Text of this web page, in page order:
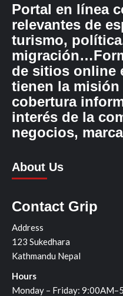
Portal en línea
relevantes de
turismo,
de sitios online
tienen la misión
cobertura
interés de la
negocios,
About Us
Contact Grip
Address
123 Sukedhara
Kathmandu Nepal
Hours
Monday – Friday: